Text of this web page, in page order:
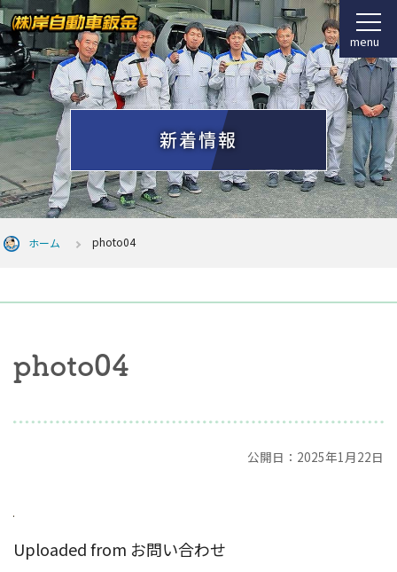
menu
新着情報
ホーム photo04
photo04
公開日：2025年1月22日
Uploaded from お問い合わせ